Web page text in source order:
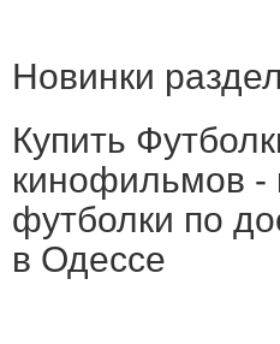
Новинки
Купить
кинофильмов -
футболки по
в Одессе